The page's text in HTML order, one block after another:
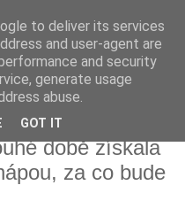
době získala
za co bude
to deliver its services
and user-agent are
and security
generate usage
abuse.
GOT IT